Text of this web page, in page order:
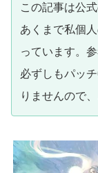
この記事は公
あくまで私個
っています。
必ずしもパッ
りませんので